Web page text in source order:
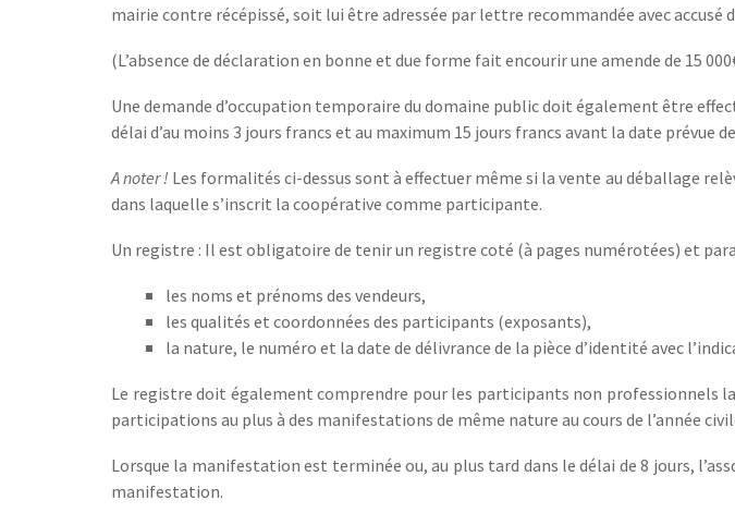
mairie contre récépissé, soit lui être adressée par lettre recommandée avec accusé
(L’absence de déclaration en bonne et due forme fait encourir une amende de 15
Une demande d’occupation temporaire du domaine publicdoit également être
délai d’au moins 3 jours francs et au maximum 15 jours francs avant la date prévue
A noter ! Les formalités ci-dessus sont à effectuer même si la vente au déballage
dans laquelle s’inscrit la coopérative comme participante.
Un registre : Il est obligatoire de tenir un registre coté (à pages numérotées) et
les noms et prénoms des vendeurs,
les qualités et coordonnées des participants (exposants),
la nature, le numéro et la date de délivrance de la pièce d’identité avec l’
Le registre doit également comprendre pour les participants non professionnels
participations au plus à des manifestations de même nature au cours de l’année
Lorsque la manifestation est terminée ou, au plus tard dans le délai de 8 jours,
manifestation.